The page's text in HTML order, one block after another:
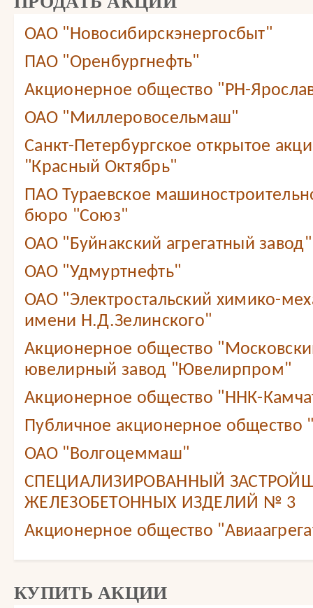
ОАО "Новосибирскэнергосбыт"
ПАО "Оренбургнефть"
Акционерное общество "РН-
ОАО "Миллеровосельмаш"
Санкт-Петербургское открытое
"Красный Октябрь"
ПАО Тураевское
бюро "Союз"
ОАО "Буйнакский агрегатный завод"
ОАО "Удмуртнефть"
ОАО "Электростальский химико-
имени Н.Д.Зелинского"
Акционерное общество
ювелирный завод "Ювелирпром"
Акционерное общество "ННК-
Публичное акционерное общество
ОАО "Волгоцеммаш"
СПЕЦИАЛИЗИРОВАННЫЙ
ЖЕЛЕЗОБЕТОННЫХ ИЗДЕЛИЙ № 3
Акционерное общество
КУПИТЬ АКЦИИ